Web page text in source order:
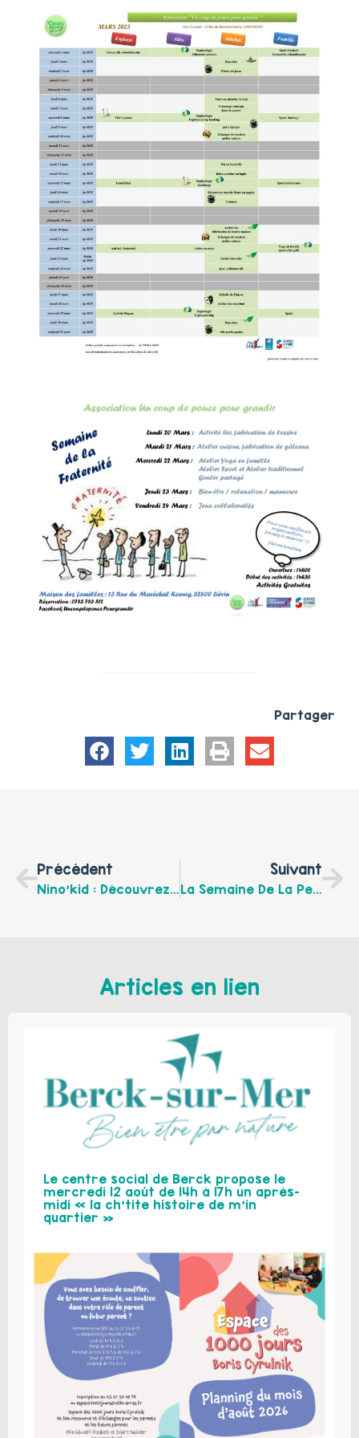
Partager
Précédent
Nino’kid : Découvrez Le Programme Du Mois De Mars !
Suivant
La Semaine De La Petite Enfance Chez Nino’kid !
Articles en lien
Le centre social de Berck propose le
mercredi 12 août de 14h à 17h un après-
midi « la ch’tite histoire de m’in
quartier »